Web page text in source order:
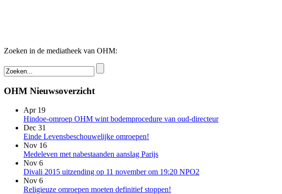
Zoeken in de mediatheek van OHM:
OHM Nieuwsoverzicht
Apr 19
Hindoe-omroep OHM wint bodemprocedure van oud-directeur
Dec 31
Einde Levensbeschouwelijke omroepen!
Nov 16
Medeleven met nabestaanden aanslag Parijs
Nov 6
Divali 2015 uitzending op 11 november om 19:20 NPO2
Nov 6
Religieuze omroepen moeten definitief stoppen!